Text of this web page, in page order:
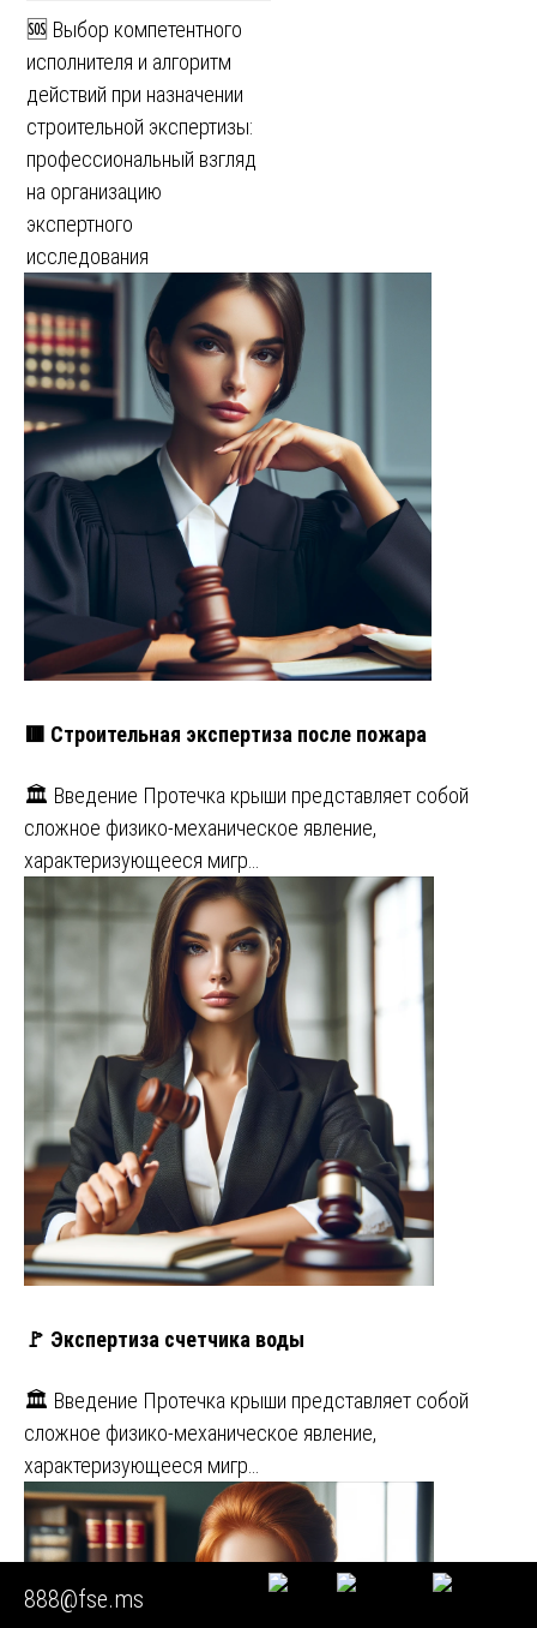
🆘 Выбор компетентного
исполнителя и алгоритм
действий при назначении
строительной экспертизы:
профессиональный взгляд
на организацию
экспертного
исследования
🟥 Строительная экспертиза после пожара
🏛️ Введение Протечка крыши представляет собой
сложное физико-механическое явление,
характеризующееся мигр…
🚩 Экспертиза счетчика воды
🏛️ Введение Протечка крыши представляет собой
сложное физико-механическое явление,
характеризующееся мигр…
888@fse.ms